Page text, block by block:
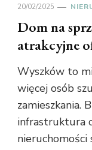
20/02/2025
Dom na
atrakcyjne
Wyszków to
więcej osób
zamieszkania.
infrastruktura
nieruchomości